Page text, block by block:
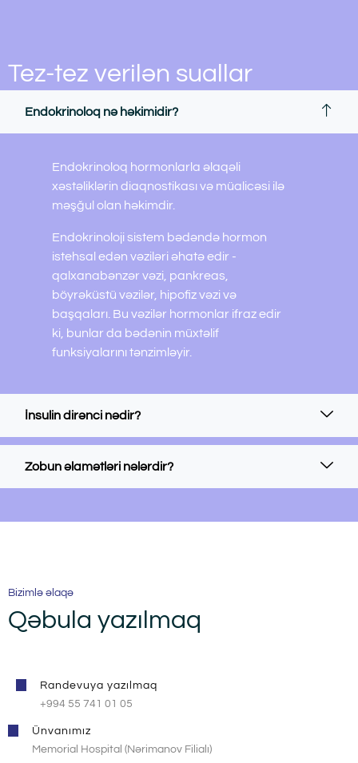
Tez-tez verilən suallar
Endokrinoloq nə həkimidir?
Endokrinoloq hormonlarla əlaqəli
xəstəliklərin diaqnostikası və müalicəsi ilə
məşğul olan həkimdir.
Endokrinoloji sistem bədəndə hormon
istehsal edən vəziləri əhatə edir -
qalxanabənzər vəzi, pankreas,
böyrəküstü vəzilər, hipofiz vəzi və
başqaları. Bu vəzilər hormonlar ifraz edir
ki, bunlar da bədənin müxtəlif
funksiyalarını tənzimləyir.
İnsulin dirənci nədir?
Zobun əlamətləri nələrdir?
Bizimlə əlaqə
Qəbula yazılmaq
Randevuya yazılmaq
+994 55 741 01 05
Ünvanımız
Memorial Hospital (Nərimanov Filialı)